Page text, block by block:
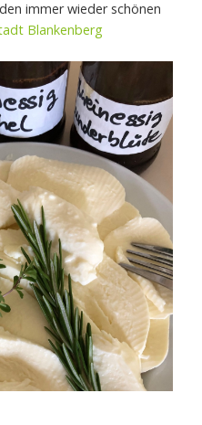
immer wieder schönen
Blankenberg